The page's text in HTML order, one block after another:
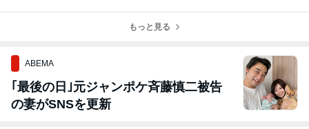
完結・体験レッ
もっと見る
ABEMA
｢最後の日｣元ジャンポケ斉藤慎二被告
の妻がSNSを更新